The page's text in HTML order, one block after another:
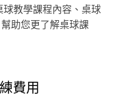
球教學課程內容、桌球
助您更了解桌球課
費用